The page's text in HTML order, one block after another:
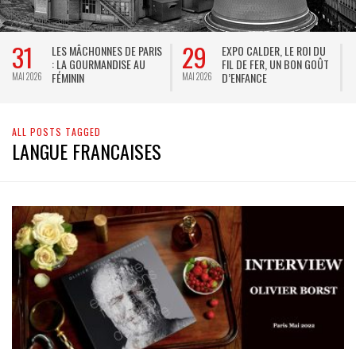
31
MAI 2026
LES MÂCHONNES DE PARIS
: LA GOURMANDISE AU
FÉMININ
29
MAI 2026
EXPO CALDER, LE ROI DU
FIL DE FER, UN BON GOÛT
D’ENFANCE
ALL POSTS TAGGED
LANGUE FRANCAISES